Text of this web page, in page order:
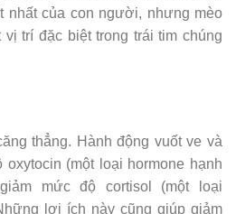
nhất của con người, nhưng mèo
trí đặc biệt trong trái tim chúng
thẳng. Hành động vuốt ve và
(một loại hormone hạnh
mức độ cortisol (một loại
lợi ích này cũng giúp giảm